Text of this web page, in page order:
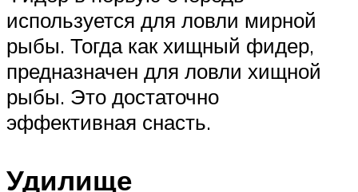
используется для ловли мирной
рыбы. Тогда как хищный фидер,
предназначен для ловли хищной
рыбы. Это достаточно
эффективная снасть.
Удилище